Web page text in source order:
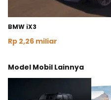
BMW iX3
Rp 2,26 miliar
Model Mobil Lainnya